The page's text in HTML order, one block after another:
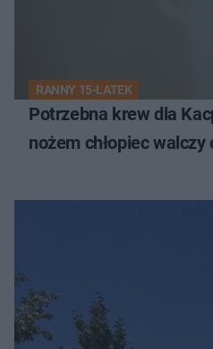
RANNY 15-LATEK
Potrzebna krew dla
nożem chłopiec walczy